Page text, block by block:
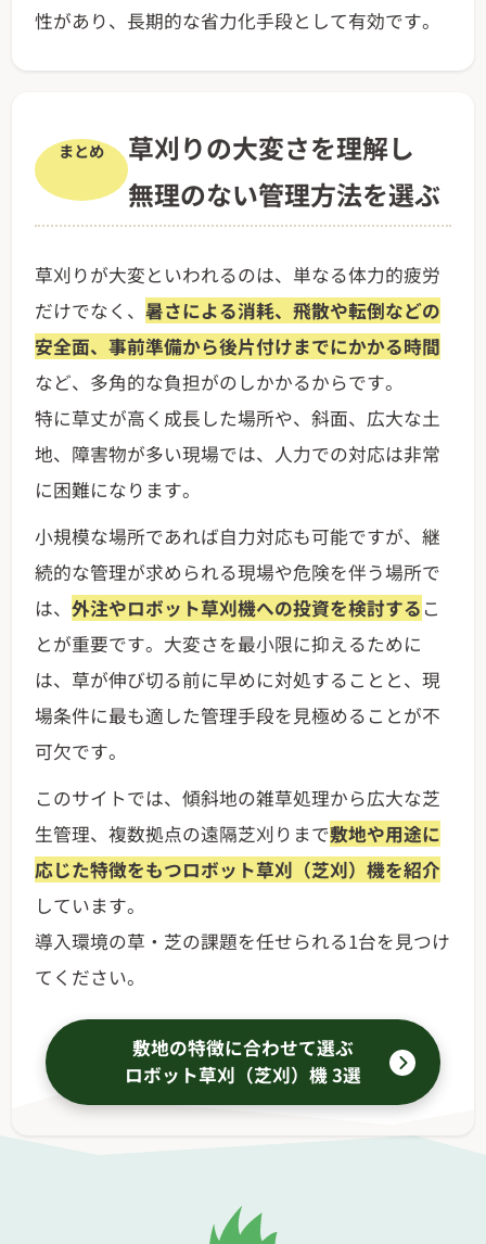
性があり、長期的な省力化手段として有効です。
まとめ
草刈りの大変さを理解し
無理のない管理方法を選ぶ
草刈りが大変といわれるのは、単なる体力的疲労
だけでなく、暑さによる消耗、飛散や転倒などの
安全面、事前準備から後片付けまでにかかる時間
など、多角的な負担がのしかかるからです。
特に草丈が高く成長した場所や、斜面、広大な土
地、障害物が多い現場では、人力での対応は非常
に困難になります。
小規模な場所であれば自力対応も可能ですが、継
続的な管理が求められる現場や危険を伴う場所で
は、外注やロボット草刈機への投資を検討する こ
とが重要です。大変さを最小限に抑えるために
は、草が伸び切る前に早めに対処することと、現
場条件に最も適した管理手段を見極めることが不
可欠です。
このサイトでは、傾斜地の雑草処理から広大な芝
生管理、複数拠点の遠隔芝刈りまで敷地や用途に
応じた特徴をもつロボット草刈（芝刈）機を紹介
しています。
導入環境の草・芝の課題を任せられる1台を見つけ
てください。
敷地の特徴に合わせて選ぶ
ロボット草刈（芝刈）機 3選